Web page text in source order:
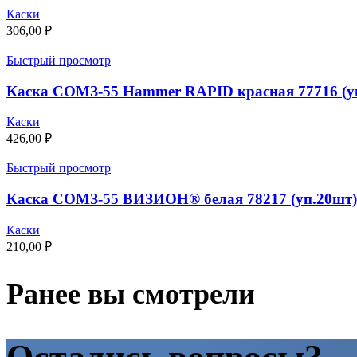
Каски
306,00 ₽
Быстрый просмотр
Каска СОМЗ-55 Hammer RAPID красная 77716
Каски
426,00 ₽
Быстрый просмотр
Каска СОМЗ-55 ВИЗИОН® белая 78217 (уп.20шт)
Каски
210,00 ₽
Ранее вы смотрели